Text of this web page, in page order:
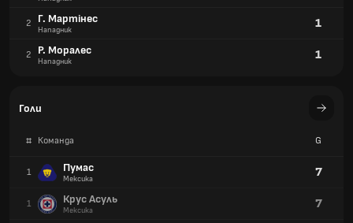
2 Г. Мартінес
Нападник 1
2 Р. Моралес
Нападник 1
Голи
# Команда G
1 Пумас
Мексика 7
1 Крус Асуль
Мексика 7